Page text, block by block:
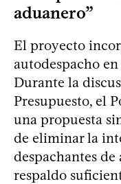
aduanero”
El proyecto
autodespacho
Durante la
Presupuesto, el
una propuesta
de eliminar la
despachantes
respaldo